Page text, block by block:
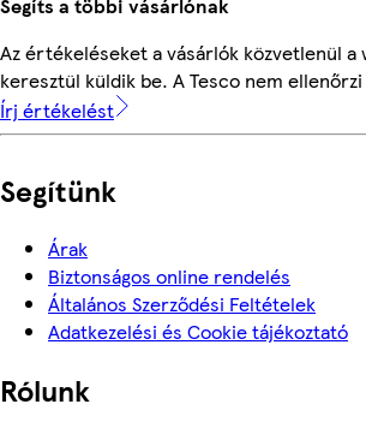
Segíts a többi vásárlónak
Az értékeléseket a vásárlók közvetlenül a
keresztül küldik be. A Tesco nem
Írj értékelést
Segítünk
Árak
Biztonságos online rendelés
Általános Szerződési Feltételek
Adatkezelési és Cookie tájékoztató
Rólunk